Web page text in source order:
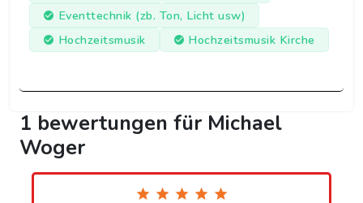
Eventtechnik (zb. Ton, Licht usw)
Hochzeitsmusik
Hochzeitsmusik Kirche
1 bewertungen für Michael
Woger